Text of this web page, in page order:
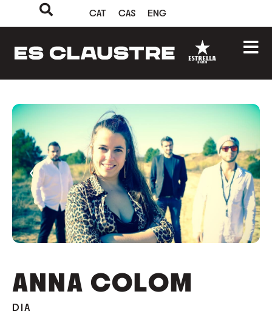
CAT CAS ENG
‹ ›
ANNA COLOM
DIA